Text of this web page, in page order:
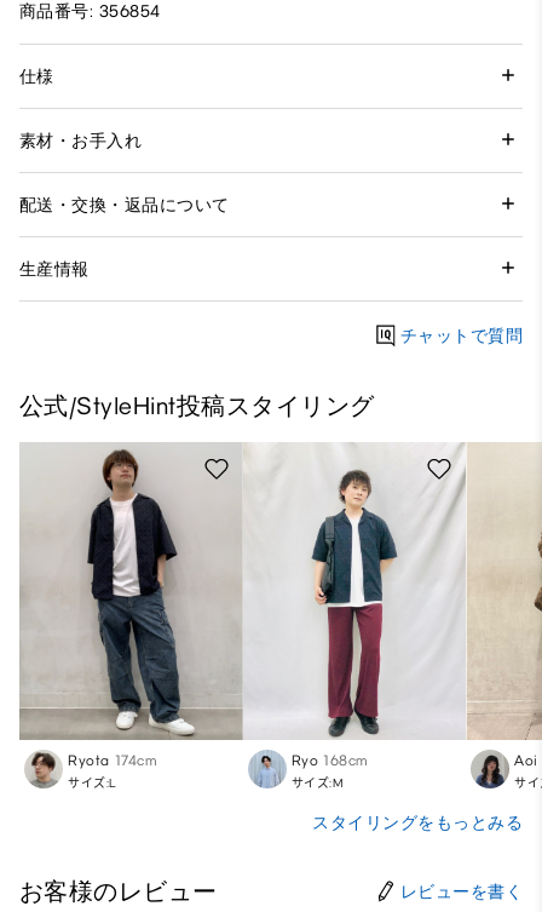
商品番号: 356854
仕様
素材・お手入れ
配送・交換・返品について
生産情報
チャットで質問
公式/StyleHint投稿スタイリング
Ryota 174cm
サイズ:L
Ryo 168cm
サイズ:M
Aoi
サ
スタイリングをもっとみる
お客様のレビュー レビューを書く